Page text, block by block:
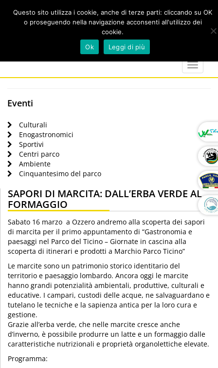
marker
calendar
Toggle
Eventi
Culturali
Enogastronomici
Sportivi
Centri parco
Ambiente
Cinquantesimo del parco
SAPORI DI MARCITA: DALL’ERBA VERDE AL
FORMAGGIO
Sabato 16 marzo a Ozzero andremo alla scoperta dei sapori
di marcita per il primo appuntamento di “Gastronomia e
paesaggi nel Parco del Ticino – Giornate in cascina alla
scoperta di itinerari e prodotti a Marchio Parco Ticino”
Le marcite sono un patrimonio storico identitario del
territorio e paesaggio lombardo. Ancora oggi le marcite
hanno grandi potenzialità ambientali, produttive, culturali e
educative. I campari, custodi delle acque, ne salvaguardano e
tutelano le tecniche e la sapienza antica per la loro cura e
gestione.
Grazie all’erba verde, che nelle marcite cresce anche
d’inverno, è possibile produrre un latte e un formaggio dalle
caratteristiche nutrizionali e proprietà organolettiche elevate.
Programma:
Questo sito utilizza i cookie, anche di terze parti: cliccando su OK
o proseguendo nella navigazione acconsenti all'utilizzo dei
cookie.
Ok
Leggi di più